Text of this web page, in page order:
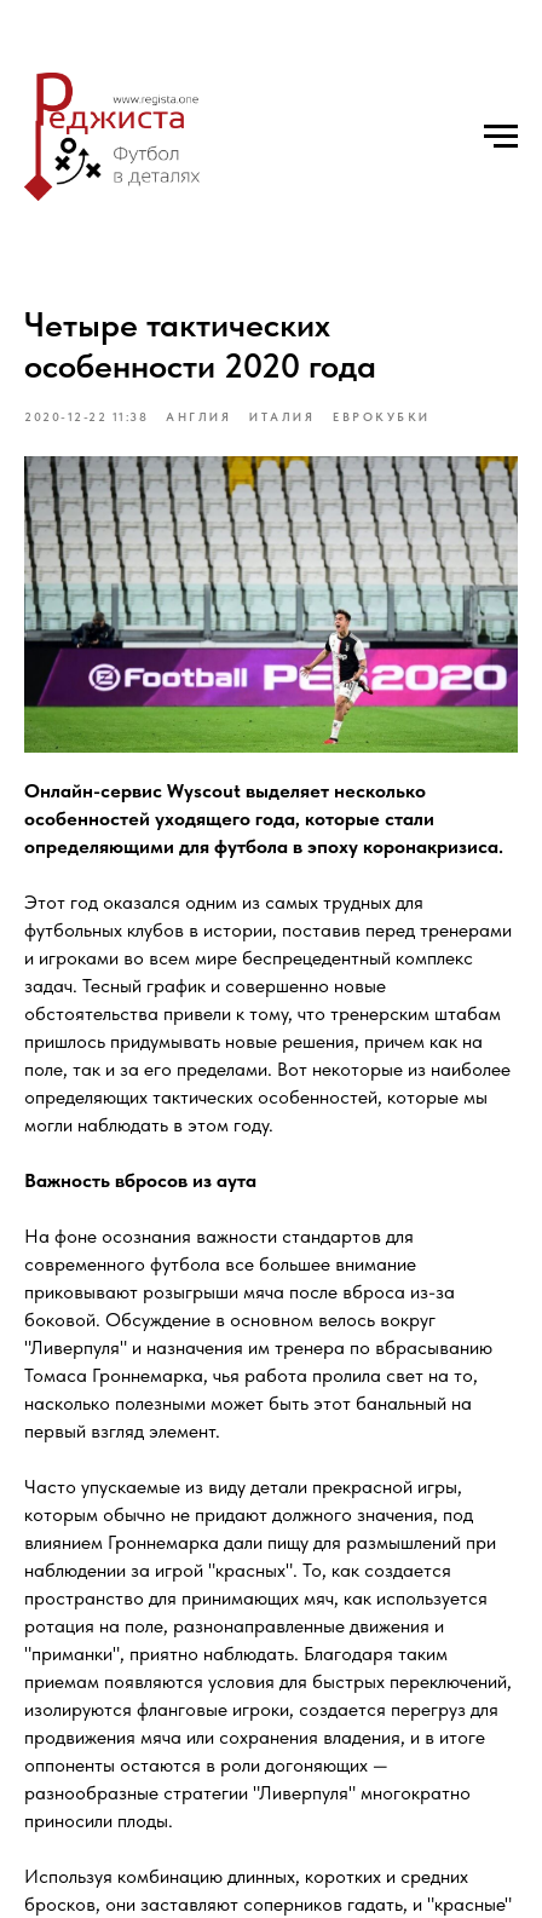
Четыре тактических
особенности 2020 года
2020-12-22 11:38 АНГЛИЯ ИТАЛИЯ ЕВРОКУБКИ
Онлайн-сервис Wyscout выделяет несколько
особенностей уходящего года, которые стали
определяющими для футбола в эпоху коронакризиса.
Этот год оказался одним из самых трудных для
футбольных клубов в истории, поставив перед тренерами
и игроками во всем мире беспрецедентный комплекс
задач. Тесный график и совершенно новые
обстоятельства привели к тому, что тренерским штабам
пришлось придумывать новые решения, причем как на
поле, так и за его пределами. Вот некоторые из наиболее
определяющих тактических особенностей, которые мы
могли наблюдать в этом году.
Важность вбросов из аута
На фоне осознания важности стандартов для
современного футбола все большее внимание
приковывают розыгрыши мяча после вброса из-за
боковой. Обсуждение в основном велось вокруг
"Ливерпуля" и назначения им тренера по вбрасыванию
Томаса Гроннемарка, чья работа пролила свет на то,
насколько полезными может быть этот банальный на
первый взгляд элемент.
Часто упускаемые из виду детали прекрасной игры,
которым обычно не придают должного значения, под
влиянием Гроннемарка дали пищу для размышлений при
наблюдении за игрой "красных". То, как создается
пространство для принимающих мяч, как используется
ротация на поле, разнонаправленные движения и
"приманки", приятно наблюдать. Благодаря таким
приемам появляются условия для быстрых переключений,
изолируются фланговые игроки, создается перегруз для
продвижения мяча или сохранения владения, и в итоге
оппоненты остаются в роли догоняющих —
разнообразные стратегии "Ливерпуля" многократно
приносили плоды.
Используя комбинацию длинных, коротких и средних
бросков, они заставляют соперников гадать, и "красные"